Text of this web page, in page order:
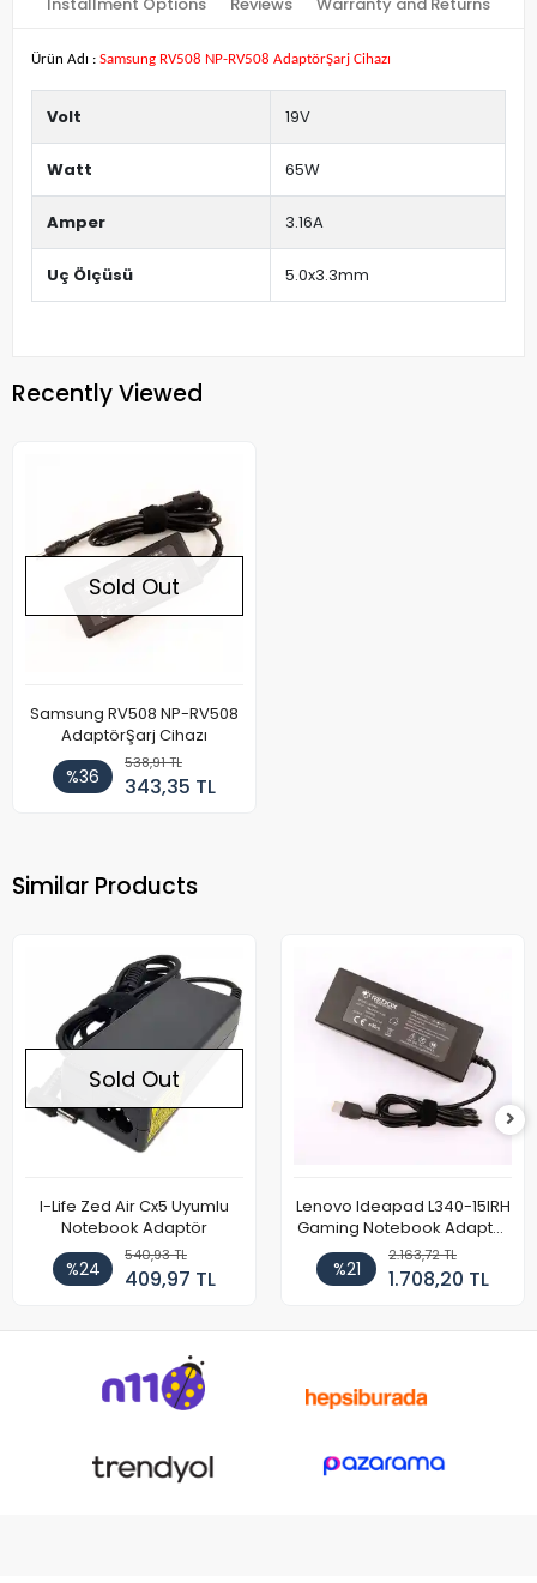
Ürün Adı : Samsung RV508 NP-RV508 AdaptörŞarj Cihazı
Volt 19V
Watt 65W
Amper 3.16A
Uç Ölçüsü 5.0x3.3mm
Recently Viewed
Sold Out
Samsung RV508 NP-RV508
AdaptörŞarj Cihazı
%36
538,91 TL
343,35 TL
Similar Products
Sold Out
I-Life Zed Air Cx5 Uyumlu
Notebook Adaptör
%24
540,93 TL
409,97 TL
Lenovo Ideapad L340-15IRH
Gaming Notebook Adaptör
Cihazı Şarj Aleti (150W)
%21
2.163,72 TL
1.708,20 TL